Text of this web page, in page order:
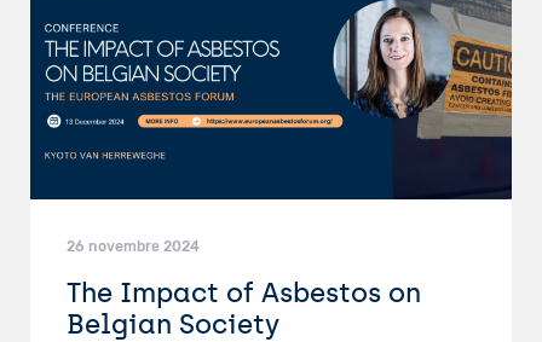
26 novembre 2024
The Impact of Asbestos on
Belgian Society